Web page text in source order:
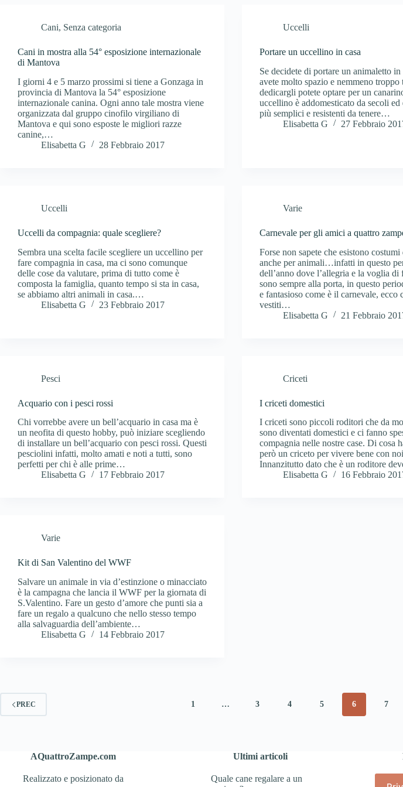
Cani, Senza categoria
Cani in mostra alla 54° esposizione internazionale
di Mantova
I giorni 4 e 5 marzo prossimi si tiene a Gonzaga in
provincia di Mantova la 54° esposizione
internazionale canina. Ogni anno tale mostra viene
organizzata dal gruppo cinofilo virgiliano di
Mantova e qui sono esposte le migliori razze
canine,…
Elisabetta G
28 Febbraio 2017
Uccelli
Portare un uccellino in casa
Se decidete di portare un animaletto in
avete molto spazio e nemmeno troppo
dedicargli potete optare per un
uccellino è addomesticato da secoli ed
più semplici e resistenti da tenere…
Elisabetta G
27 Febbraio
Uccelli
Uccelli da compagnia: quale scegliere?
Sembra una scelta facile scegliere un uccellino per
fare compagnia in casa, ma ci sono comunque
delle cose da valutare, prima di tutto come è
composta la famiglia, quanto tempo si sta in casa,
se abbiamo altri animali in casa.…
Elisabetta G
23 Febbraio 2017
Varie
Carnevale per gli amici a quattro
Forse non sapete che esistono
anche per animali…infatti in questo
dell’anno dove l’allegria e la voglia di
sono sempre alla porta, in questo
e fantasioso come è il carnevale, ecco
vestiti…
Elisabetta G
21 Febbraio
Pesci
Acquario con i pesci rossi
Chi vorrebbe avere un bell’acquario in casa ma è
un neofita di questo hobby, può iniziare scegliendo
di installare un bell’acquario con pesci rossi. Questi
pesciolini infatti, molto amati e noti a tutti, sono
perfetti per chi è alle prime…
Elisabetta G
17 Febbraio 2017
Criceti
I criceti domestici
I criceti sono piccoli roditori che da
sono diventati domestici e ci fanno
compagnia nelle nostre case. Di cosa
però un criceto per vivere bene con
Innanzitutto dato che è un roditore
Elisabetta G
16 Febbraio
Varie
Kit di San Valentino del WWF
Salvare un animale in via d’estinzione o minacciato
è la campagna che lancia il WWF per la giornata di
S.Valentino. Fare un gesto d’amore che punti sia a
fare un regalo a qualcuno che nello stesso tempo
alla salvaguardia dell’ambiente…
Elisabetta G
14 Febbraio 2017
PREC 1 … 3 4 5 6 7
AQuattroZampe.com
Realizzato e posizionato da
Ultimi articoli
Quale cane regalare a un